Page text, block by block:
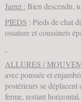
Jarret : Bien descendu,
PIEDS : Pieds de chat
ossature et coussinets
ALLURES /
avec poussée et
postérieurs se déplacent
ferme, restant horizontal.